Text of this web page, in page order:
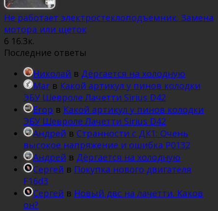
Не работает электростеклоподъемник. Замена
мотора или щеток
6 16.3к.
Последние ответы
Николай в Дёргается на холодную
Mar в Какой артикул у пинов колодки
ЭБУ Шевроле Лачетти Sirius D42
Егор в Какой артикул у пинов колодки
ЭБУ Шевроле Лачетти Sirius D42
Андрей в Странности с ДК1: Очень
высокое напряжение и ошибка Р0132
Андрей в Дёргается на холодную
Сергей в Покупка нового двигателя
F16d3
Сергей в Новый двс на лачетти. Каков
он?